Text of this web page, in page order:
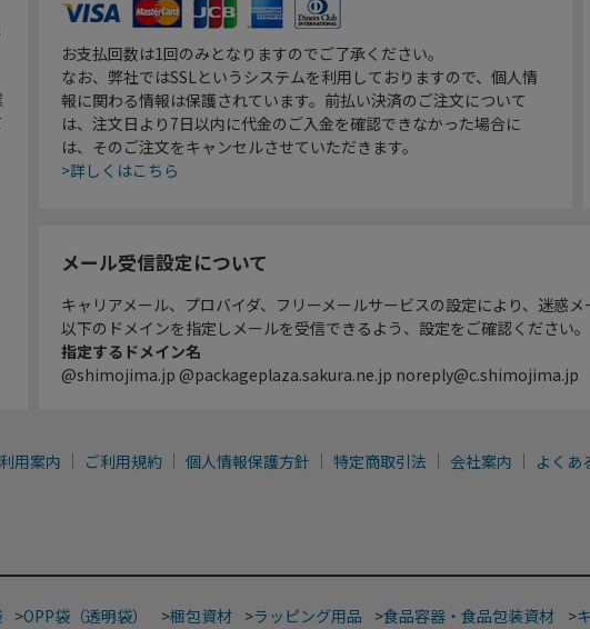
お支払回数は1回のみとなりますのでご了承ください。
なお、弊社ではSSLというシステムを利用しておりますので、個人情
報に関わる情報は保護されています。前払い決済のご注文について
は、注文日より7日以内に代金のご入金を確認できなかった場合に
は、そのご注文をキャンセルさせていただきます。
>詳しくはこちら
メール受信設定について
キャリアメール、プロバイダ、フリーメールサービスの設定により、迷惑
以下のドメインを指定しメールを受信できるよう、設定をご確認ください。
指定するドメイン名
@shimojima.jp @packageplaza.sakura.ne.jp noreply@c.shimojima.jp
用案内 ご利用規約 個人情報保護方針 特定商取引法 会社案内 よくあ
>OPP袋（透明袋） >梱包資材 >ラッピング用品 >食品容器・食品包装資材 >